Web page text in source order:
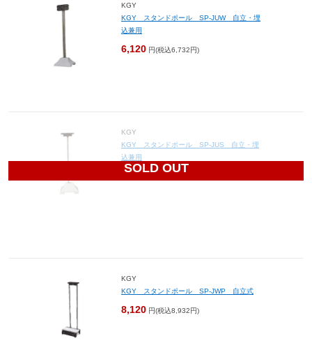
KGY
KGY スタンドポール SP-JUW 自立・埋
込兼用
6,120 円(税込6,732円)
SOLD OUT
KGY
KGY スタンドポール SP-JUS 自立・埋
込兼用
5,230
KGY
KGY スタンドポール SP-JWP 自立式
8,120 円(税込8,932円)